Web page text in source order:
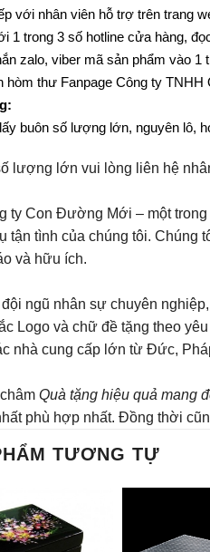
với nhân viên hỗ trợ trên trang
1 trong 3 số hotline cửa hàng,
zalo, viber mã sản phẩm vào
hòm thư Fanpage Công ty
hàng:
buôn số lượng lớn, nguyên lô,
lượng lớn vui lòng liên hệ
ty Con Đường Mới – một trong
tận tình của chúng tôi. Chúng
và hữu ích.
ngũ nhân sự chuyên
Logo và chữ đề tặng theo
nhà cung cấp lớn từ Đức,
Quà tặng hiệu quả mang
phù hợp nhất. Đồng thời
TƯƠNG TỰ